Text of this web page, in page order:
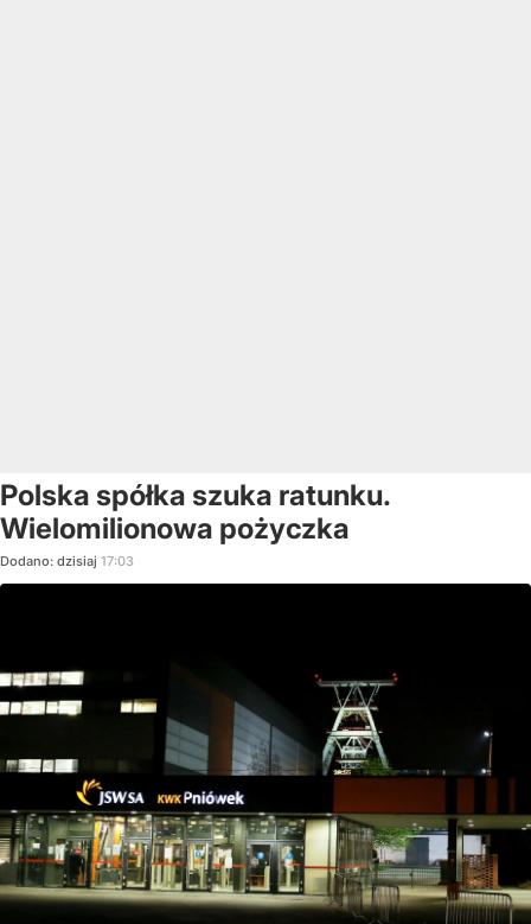
Polska spółka szuka ratunku.
Wielomilionowa pożyczka
Dodano: dzisiaj 17:03